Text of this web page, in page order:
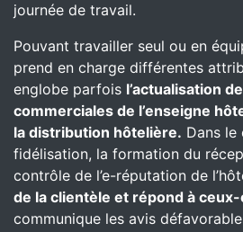
journée de travail.
Pouvant travailler seul ou en
prend en charge différentes
englobe parfois l’actualisation
commerciales de l’enseigne
la distribution hôtelière. Dans le
fidélisation, la formation du
contrôle de l’e-réputation de
de la clientèle et répond à
communique les avis